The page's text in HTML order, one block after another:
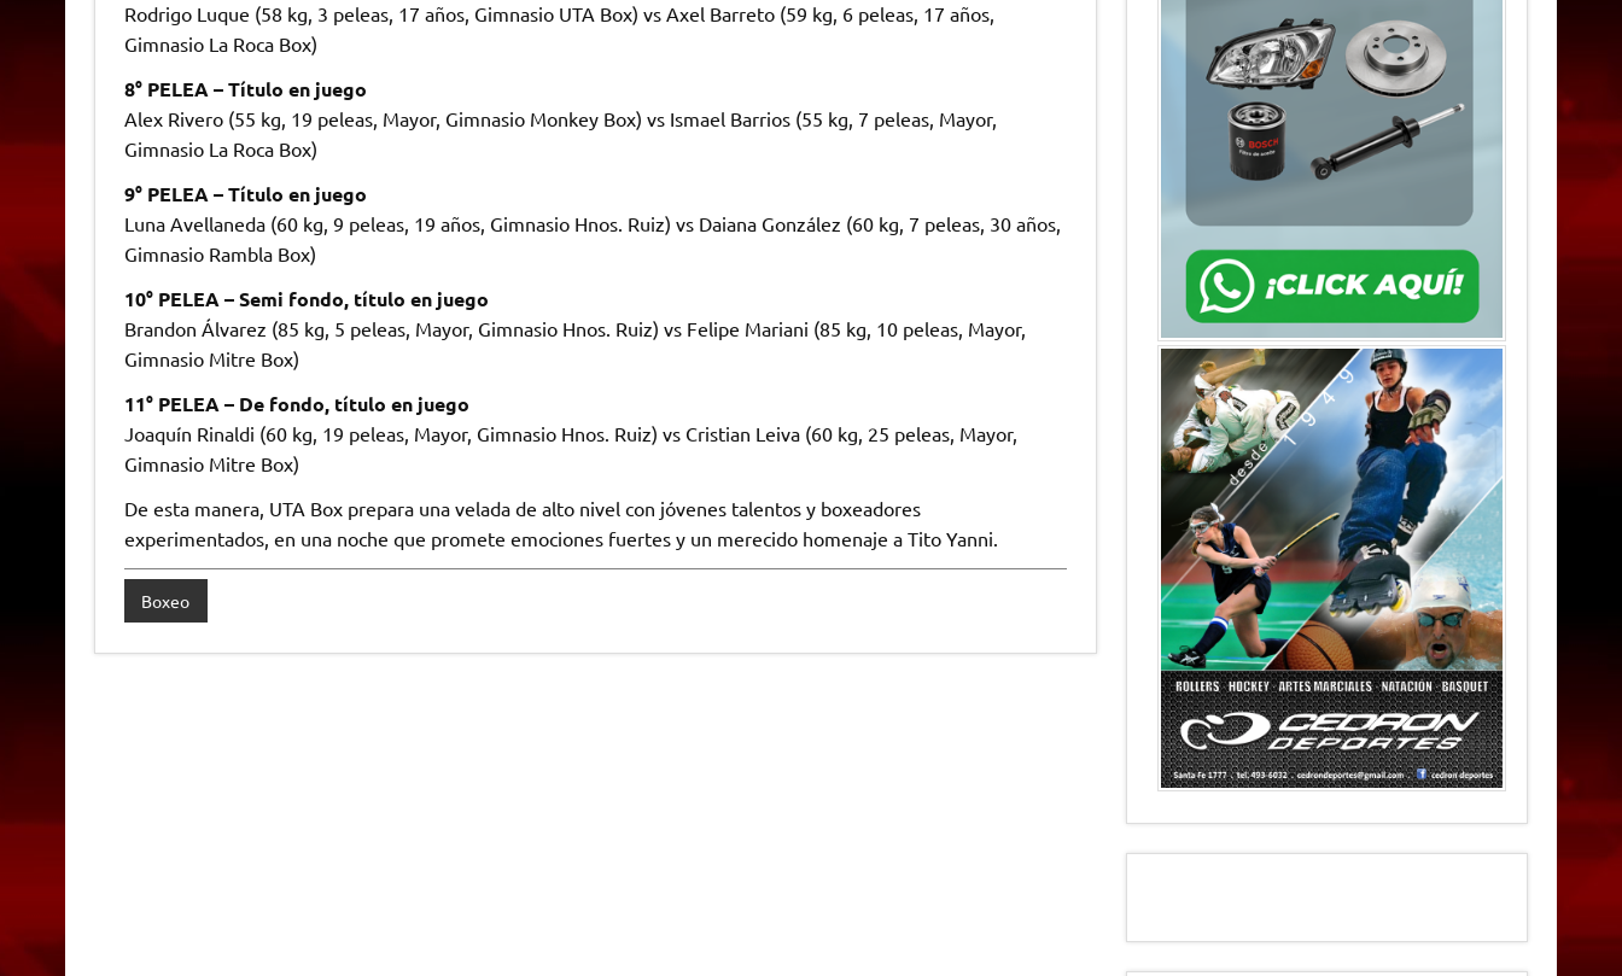
Rodrigo Luque (58 kg, 3 peleas, 17 años, Gimnasio UTA Box) vs Axel Barreto (59 kg, 6 peleas, 17 años,
Gimnasio La Roca Box)
8° PELEA – Título en juego
Alex Rivero (55 kg, 19 peleas, Mayor, Gimnasio Monkey Box) vs Ismael Barrios (55 kg, 7 peleas, Mayor,
Gimnasio La Roca Box)
9° PELEA – Título en juego
Luna Avellaneda (60 kg, 9 peleas, 19 años, Gimnasio Hnos. Ruiz) vs Daiana González (60 kg, 7 peleas, 30 años,
Gimnasio Rambla Box)
10° PELEA – Semi fondo, título en juego
Brandon Álvarez (85 kg, 5 peleas, Mayor, Gimnasio Hnos. Ruiz) vs Felipe Mariani (85 kg, 10 peleas, Mayor,
Gimnasio Mitre Box)
11° PELEA – De fondo, título en juego
Joaquín Rinaldi (60 kg, 19 peleas, Mayor, Gimnasio Hnos. Ruiz) vs Cristian Leiva (60 kg, 25 peleas, Mayor,
Gimnasio Mitre Box)
De esta manera, UTA Box prepara una velada de alto nivel con jóvenes talentos y boxeadores
experimentados, en una noche que promete emociones fuertes y un merecido homenaje a Tito Yanni.
Boxeo